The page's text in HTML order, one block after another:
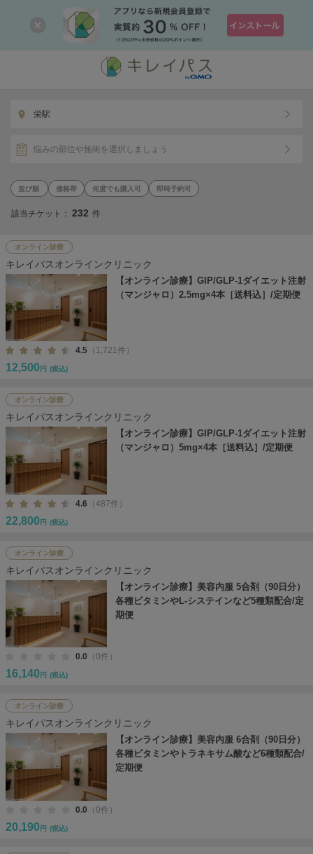
栄駅
悩みの部位や施術を選択しましょう
価格帯 何度でも購入可 即時予約可
該当チケット： 232 件
オンライン診療
キレイパスオンラインクリニック
【オンライン診療】GIP/GLP-1ダイエット注射
（マンジャロ）2.5mg×4本［送料込］/定期便
4.5 （1,721件）
12,500 円 (税込)
オンライン診療
キレイパスオンラインクリニック
【オンライン診療】GIP/GLP-1ダイエット注射
（マンジャロ）5mg×4本［送料込］/定期便
4.6 （487件）
22,800 円 (税込)
オンライン診療
キレイパスオンラインクリニック
【オンライン診療】美容内服 5合剤（90日分）
各種ビタミンやL-システインなど5種類配合/定
期便
0.0 （0件）
16,140 円 (税込)
オンライン診療
キレイパスオンラインクリニック
【オンライン診療】美容内服 6合剤（90日分）
各種ビタミンやトラネキサム酸など6種類配合/
定期便
0.0 （0件）
20,190 円 (税込)